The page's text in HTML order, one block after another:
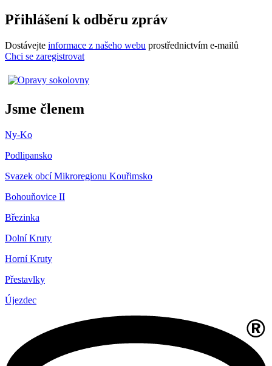
Přihlášení k odběru zpráv
Dostávejte informace z našeho webu prostřednictvím e-mailů
Chci se zaregistrovat
Jsme členem
Ny-Ko
Podlipansko
Svazek obcí Mikroregionu Kouřimsko
Bohouňovice II
Březinka
Dolní Kruty
Horní Kruty
Přestavlky
Újezdec